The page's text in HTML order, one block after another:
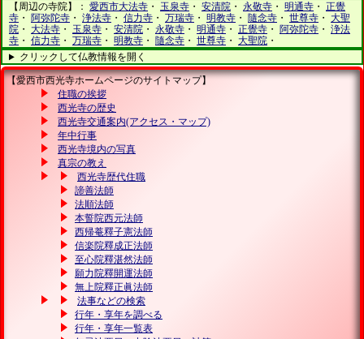
【周辺の寺院】： 愛西市大法寺 ・ 玉泉寺 ・ 安清院 ・ 永敬寺 ・ 明通寺 ・ 正覺
寺 ・ 阿弥陀寺 ・ 浄法寺 ・ 信力寺 ・ 万瑞寺 ・ 明教寺 ・ 隨念寺 ・ 世尊寺 ・ 大聖
院 ・ 大法寺 ・ 玉泉寺 ・ 安清院 ・ 永敬寺 ・ 明通寺 ・ 正覺寺 ・ 阿弥陀寺 ・ 浄法
寺 ・ 信力寺 ・ 万瑞寺 ・ 明教寺 ・ 隨念寺 ・ 世尊寺 ・ 大聖院 ・
クリックして仏教情報を開く
【愛西市西光寺ホームページのサイトマップ】
住職の挨拶
西光寺の歴史
西光寺交通案内(アクセス・マップ)
年中行事
西光寺境内の写真
真宗の教え
西光寺歴代住職
諦善法師
法順法師
本誓院西元法師
西帰菴釋子憲法師
信楽院釋成正法師
至心院釋湛然法師
願力院釋開運法師
無上院釋正眞法師
法事などの検索
行年・享年を調べる
行年・享年一覧表